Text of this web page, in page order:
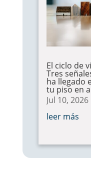
El ciclo de
Tres
ha llegado
tu piso en
Jul 10, 2026
leer más